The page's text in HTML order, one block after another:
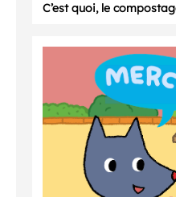
C’est quoi, le